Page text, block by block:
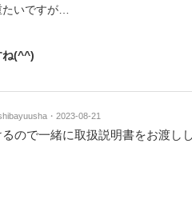
いですが…
ね(^^)
2023-08-21
るので一緒に取扱説明書をお渡